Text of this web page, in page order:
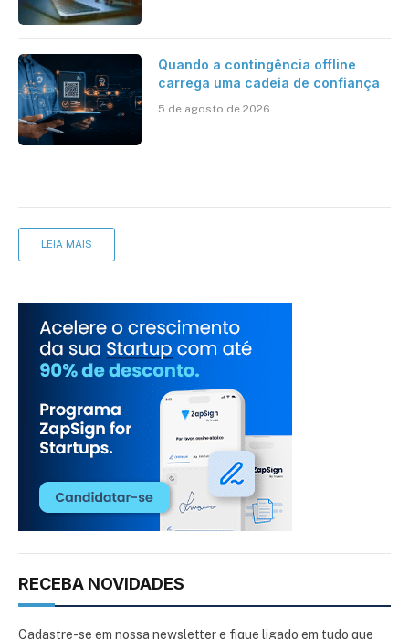
Quando a contingência offline
carrega uma cadeia de confiança
5 de agosto de 2026
LEIA MAIS
RECEBA NOVIDADES
Cadastre-se em nossa newsletter e fique ligado em tudo que